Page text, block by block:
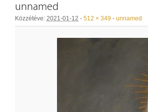
unnamed
Közzétéve: 2021-01-12 - 512 × 349 - unnamed